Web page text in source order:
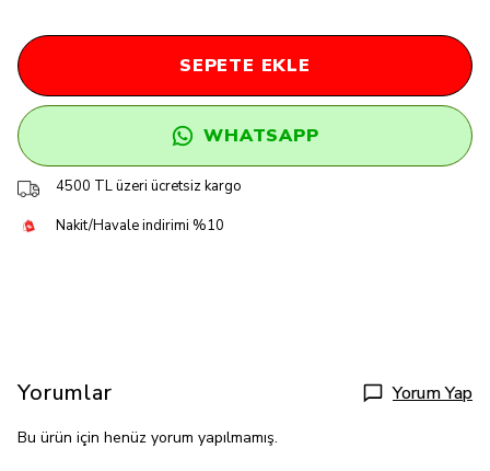
SEPETE EKLE
WHATSAPP
4500 TL üzeri ücretsiz kargo
Nakit/Havale indirimi %10
Yorumlar Yorum Yap
Bu ürün için henüz yorum yapılmamış.